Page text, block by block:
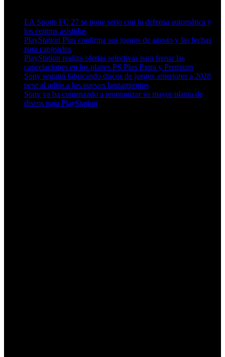
EA Sports FC 27 se pone serio con la defensa automática y
los centros asistidos
PlayStation Plus confirma sus juegos de agosto y las fechas
para canjearlos
PlayStation realiza ofertas selectivas para frenar las
cancelaciones en los planes PS Plus Extra y Premium
Sony seguirá fabricando discos de juegos anteriores a 2028
pese al adiós a los nuevos lanzamientos
Sony ya ha comenzado a reorganizar su mayor planta de
discos para PlayStation